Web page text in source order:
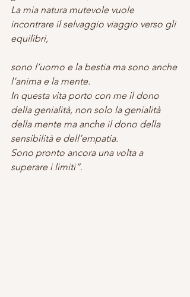
La mia natura mutevole vuole
incontrare il selvaggio viaggio verso gli
equilibri,
sono l’uomo e la bestia ma sono anche
l’anima e la mente.
In questa vita porto con me il dono
della genialità, non solo la genialità
della mente ma anche il dono della
sensibilità e dell’empatia.
Sono pronto ancora una volta a
superare i limiti”.